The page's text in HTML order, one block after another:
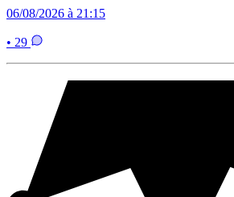
06/08/2026 à 21:15
• 29